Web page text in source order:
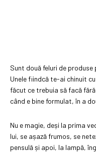
Sunt două feluri de
Unele fiindcă te-ai chinuit
făcut ce trebuia să facă
când e bine formulat, în a
Nu e magie, deși la prima
lui, se așază frumos, se
pensulă și apoi, la lampă,